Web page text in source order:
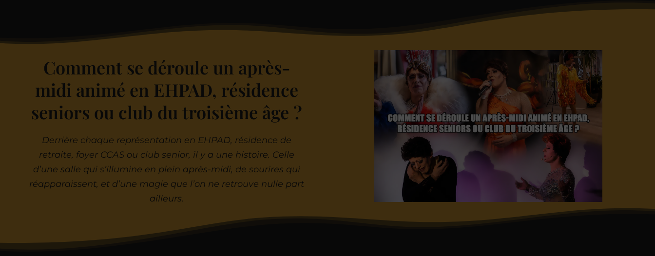
Comment se déroule un après-
midi animé en EHPAD, résidence
seniors ou club du troisième âge ?
Derrière chaque représentation en EHPAD, résidence de
retraite, foyer CCAS ou club senior, il y a une histoire. Celle
d’une salle qui s’illumine en plein après-midi, de sourires qui
réapparaissent, et d’une magie que l’on ne retrouve nulle part
ailleurs.